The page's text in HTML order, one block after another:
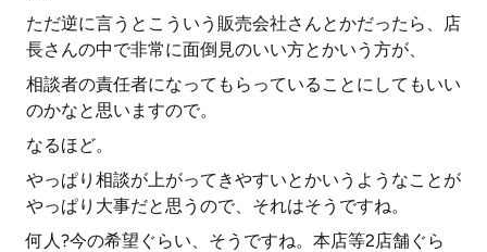
ただ逆に言うとこういう販売会社さんとかだったら、店
長さんの中で非常に面倒見のいい方とかいう方が、
相談者の責任者になってもらっていることにしてもいい
のかなと思いますので。
なるほど。
やっぱり相談が上がってきやすいとかいうようなことが
やっぱり大事だと思うので、それはそうですね。
何人?今の希望ぐらい、そうですね。本店等2店舗ぐら